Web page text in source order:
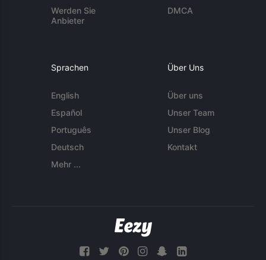
Werden Sie
Anbieter
DMCA
Sprachen
English
Español
Português
Deutsch
Mehr ...
Über Uns
Über uns
Unser Team
Unser Blog
Kontakt